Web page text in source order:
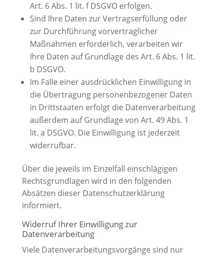
Art. 6 Abs. 1 lit. f DSGVO erfolgen.
Sind Ihre Daten zur Vertragserfüllung oder
zur Durchführung vorvertraglicher
Maßnahmen erforderlich, verarbeiten wir
Ihre Daten auf Grundlage des Art. 6 Abs. 1 lit.
b DSGVO.
Im Falle einer ausdrücklichen Einwilligung in
die Übertragung personenbezogener Daten
in Drittstaaten erfolgt die Datenverarbeitung
außerdem auf Grundlage von Art. 49 Abs. 1
lit. a DSGVO. Die Einwilligung ist jederzeit
widerrufbar.
Über die jeweils im Einzelfall einschlägigen
Rechtsgrundlagen wird in den folgenden
Absätzen dieser Datenschutzerklärung
informiert.
Widerruf Ihrer Einwilligung zur
Datenverarbeitung
Viele Datenverarbeitungsvorgänge sind nur